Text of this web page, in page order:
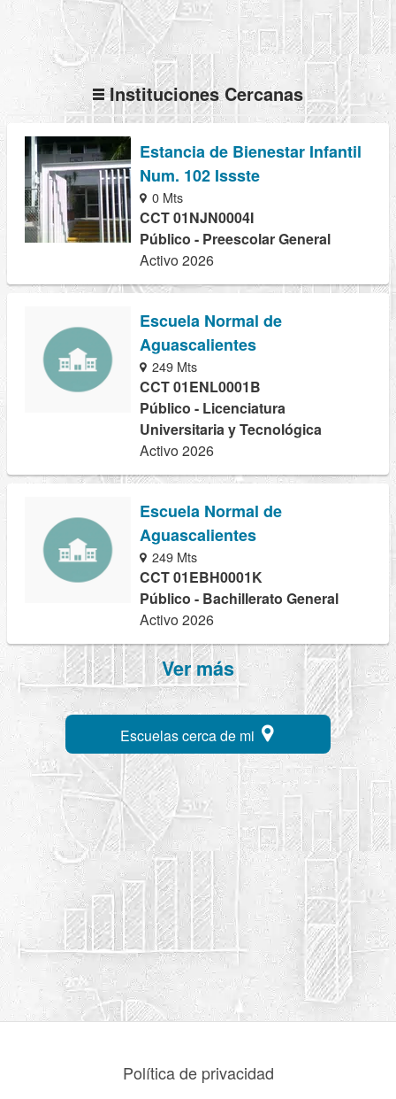
Instituciones Cercanas
Estancia de Bienestar Infantil
Num. 102 Issste
0 Mts
CCT 01NJN0004I
Público - Preescolar General
Activo 2026
Escuela Normal de
Aguascalientes
249 Mts
CCT 01ENL0001B
Público - Licenciatura
Universitaria y Tecnológica
Activo 2026
Escuela Normal de
Aguascalientes
249 Mts
CCT 01EBH0001K
Público - Bachillerato General
Activo 2026
Ver más
Escuelas cerca de mi
Política de privacidad